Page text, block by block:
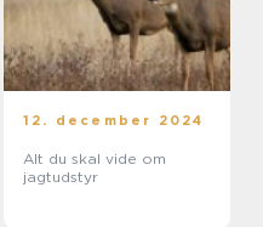
12. december 2024
Alt du skal vide om
jagtudstyr